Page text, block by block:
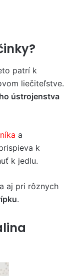
patrí k
liečiteľstve.
ústrojenstva
a
k
k jedlu.
aj pri rôznych
.